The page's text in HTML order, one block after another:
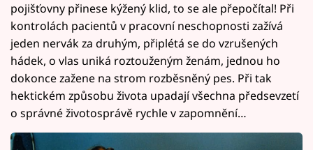
pojišťovny přinese kýžený klid, to se ale přepočítal! Při
kontrolách pacientů v pracovní neschopnosti zažívá
jeden nervák za druhým, připlétá se do vzrušených
hádek, o vlas uniká roztouženým ženám, jednou ho
dokonce zažene na strom rozběsněný pes. Při tak
hektickém způsobu života upadají všechna předsevzetí
o správné životosprávě rychle v zapomnění…